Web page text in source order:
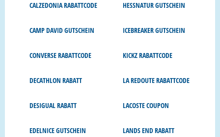
CALZEDONIA RABATTCODE
CAMP DAVID GUTSCHEIN
CONVERSE RABATTCODE
DECATHLON RABATT
DESIGUAL RABATT
EDELNICE GUTSCHEIN
HESSNATUR GUTSCHEIN
ICEBREAKER GUTSCHEIN
KICKZ RABATTCODE
LA REDOUTE RABATTCODE
LACOSTE COUPON
LANDS END RABATT